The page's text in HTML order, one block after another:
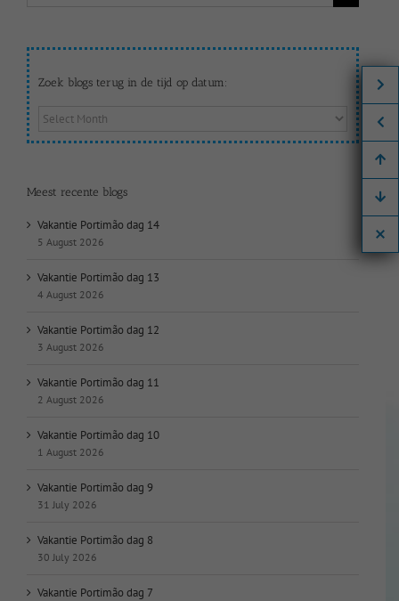
Zoek blogs terug in de tijd op datum:
Zoek
op
datum:
Meest recente blogs
Vakantie Portimão dag 14
5 August 2026
Vakantie Portimão dag 13
4 August 2026
Vakantie Portimão dag 12
3 August 2026
Vakantie Portimão dag 11
2 August 2026
Vakantie Portimão dag 10
1 August 2026
Vakantie Portimão dag 9
31 July 2026
Vakantie Portimão dag 8
30 July 2026
Vakantie Portimão dag 7